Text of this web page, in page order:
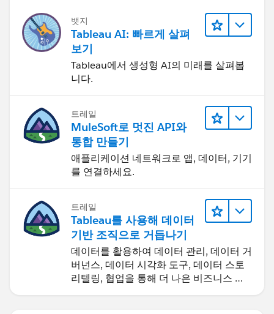
뱃지
Tableau AI: 빠르게 살펴
보기
Tableau에서 생성형 AI의 미래를 살펴봅
니다.
트레일
MuleSoft로 멋진 API와
통합 만들기
애플리케이션 네트워크로 앱, 데이터, 기기
를 연결하세요.
트레일
Tableau를 사용해 데이터
기반 조직으로 거듭나기
데이터를 활용하여 데이터 관리, 데이터 거
버넌스, 데이터 시각화 도구, 데이터 스토
리텔링, 협업을 통해 더 나은 비즈니스 성